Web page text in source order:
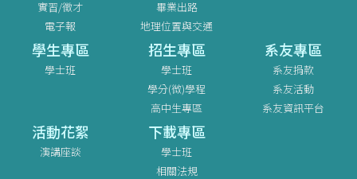
實習/徵才
電子報
畢業出路
地理位置與交通
學生專區
學士班
招生專區
學士班
學分(微)學程
高中生專區
系友專區
系友捐款
系友活動
系友資訊平台
活動花絮
演講座談
下載專區
學士班
相關法規